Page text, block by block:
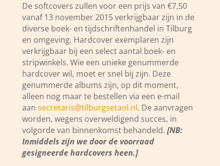
De softcovers zullen voor een prijs van €7,50
vanaf 13 november 2015 verkrijgbaar zijn in de
diverse boek- en tijdschriftenhandel in Tilburg
en omgeving. Hardcover exemplaren zijn
verkrijgbaar bij een select aantal boek- en
stripwinkels. Wie een unieke genummerde
hardcover wil, moet er snel bij zijn. Deze
genummerde albums zijn, op dit moment,
alleen nog maar te bestellen via een e-mail
aan secretaris@tilburgsetaol.nl. De aanvragen
worden, wegens overweldigend succes, in
volgorde van binnenkomst behandeld. [NB:
Inmiddels zijn we door de voorraad
gesigneerde hardcovers heen.]